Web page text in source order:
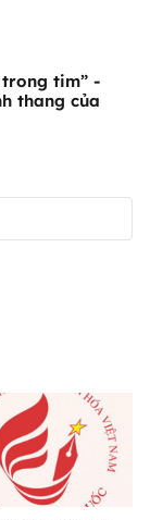
tim” -
thang của